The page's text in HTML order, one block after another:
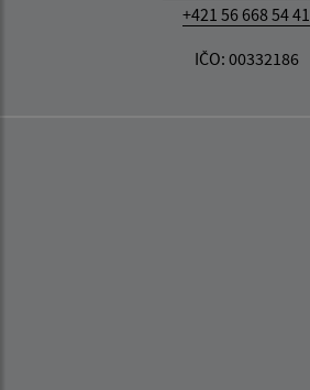
+421 56 668 54 41
IČO: 00332186